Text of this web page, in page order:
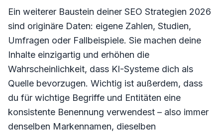
Ein weiterer Baustein deiner SEO Strategien 2026
sind originäre Daten: eigene Zahlen, Studien,
Umfragen oder Fallbeispiele. Sie machen deine
Inhalte einzigartig und erhöhen die
Wahrscheinlichkeit, dass KI-Systeme dich als
Quelle bevorzugen. Wichtig ist außerdem, dass
du für wichtige Begriffe und Entitäten eine
konsistente Benennung verwendest – also immer
denselben Markennamen, dieselben